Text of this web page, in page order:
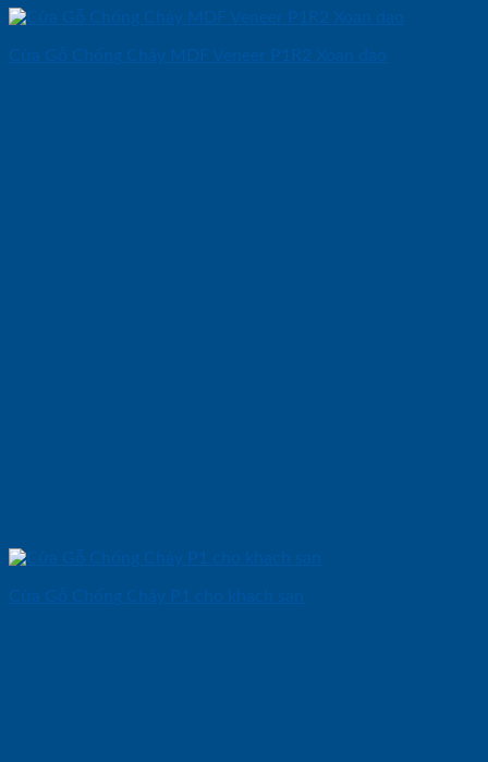
Cửa Gỗ Chống Cháy MDF Veneer P1R2 Xoan dao
Cửa Gỗ Chống Cháy P1 cho khach san